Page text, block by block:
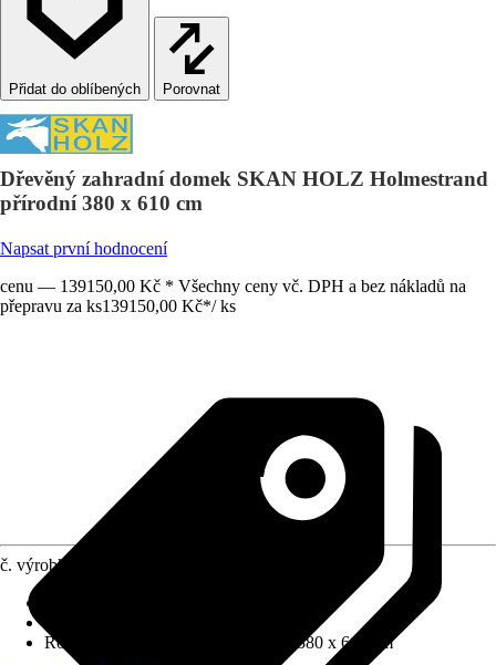
Porovnat
Dřevěný zahradní domek SKAN HOLZ Holmestrand
přírodní 380 x 610 cm
Napsat první hodnocení
cenu — 139150,00 Kč * Všechny ceny vč. DPH a bez nákladů na
přepravu za ks139150,00 Kč*/ ks
č. výrobku
Rozměry š x h bez přesahu střechy
380 x 610 cm